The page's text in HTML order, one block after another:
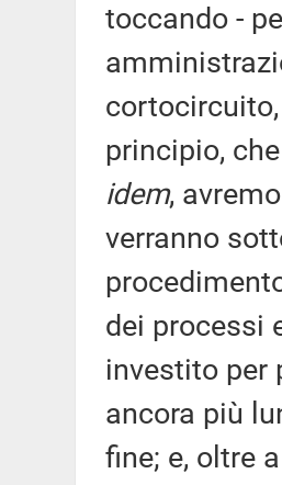
toccando -
principio,
idem,
verranno
dei processi
investito per
ancora più
fine; e, oltre